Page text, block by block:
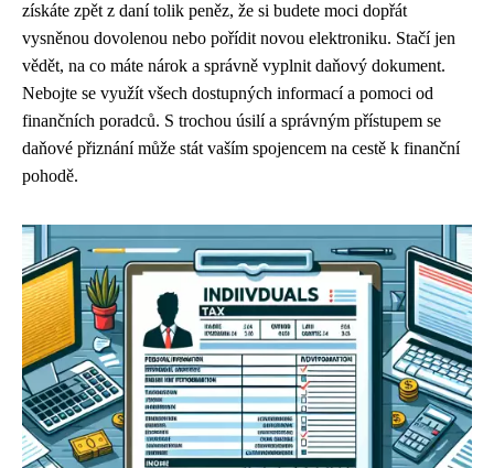
získáte zpět z daní tolik peněz, že si budete moci dopřát
vysněnou dovolenou nebo pořídit novou elektroniku. Stačí jen
vědět, na co máte nárok a správně vyplnit daňový dokument.
Nebojte se využít všech dostupných informací a pomoci od
finančních poradců. S trochou úsilí a správným přístupem se
daňové přiznání může stát vaším spojencem na cestě k finanční
pohodě.